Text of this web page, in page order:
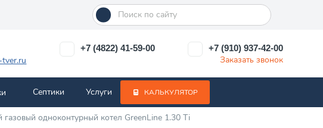
+7 (4822) 41-59-00 +7 (910) 937-42-00
Заказать звонок
Септики Услуги КАЛЬКУЛЯТОР
одноконтурный котел GreenLine 1.30 Ti